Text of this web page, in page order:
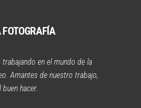
en el mundo de la
Amantes de nuestro trabajo,
hacer.